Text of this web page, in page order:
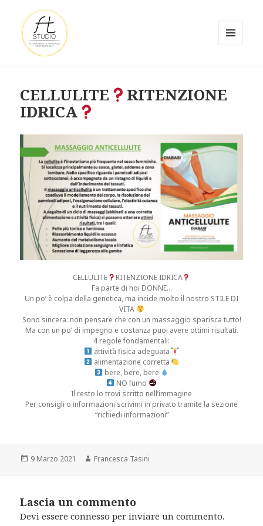
CELLULITE
RITENZIONE
IDRICA
CELLULITE
RITENZIONE IDRICA
Fa parte di noi DONNE…
Un po’ è colpa della genetica, ma incide molto il nostro STILE DI
VITA
Sono sincera: non pensare che con un massaggio sparisca tutto!
Ma con un po’ di impegno e costanza puoi avere ottimi risultati.
4 regole fondamentali:
attività fisica adeguata
alimentazione corretta
bere, bere, bere
NO fumo
Il resto lo trovi scritto nell’immagine
Per consigli o informazioni scrivimi in privato tramite la sezione
“richiedi informazioni”
Scritto
9 Marzo 2021 Autore
Francesca Tasini
Lascia un commento
Devi essereconnesso per inviare un commento.